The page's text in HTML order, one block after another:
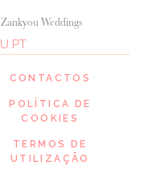
Weddings
CONTACTOS
POLÍTICA DE
COOKIES
TERMOS DE
UTILIZAÇÃO